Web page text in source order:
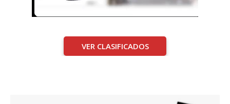
VER CLASIFICADOS